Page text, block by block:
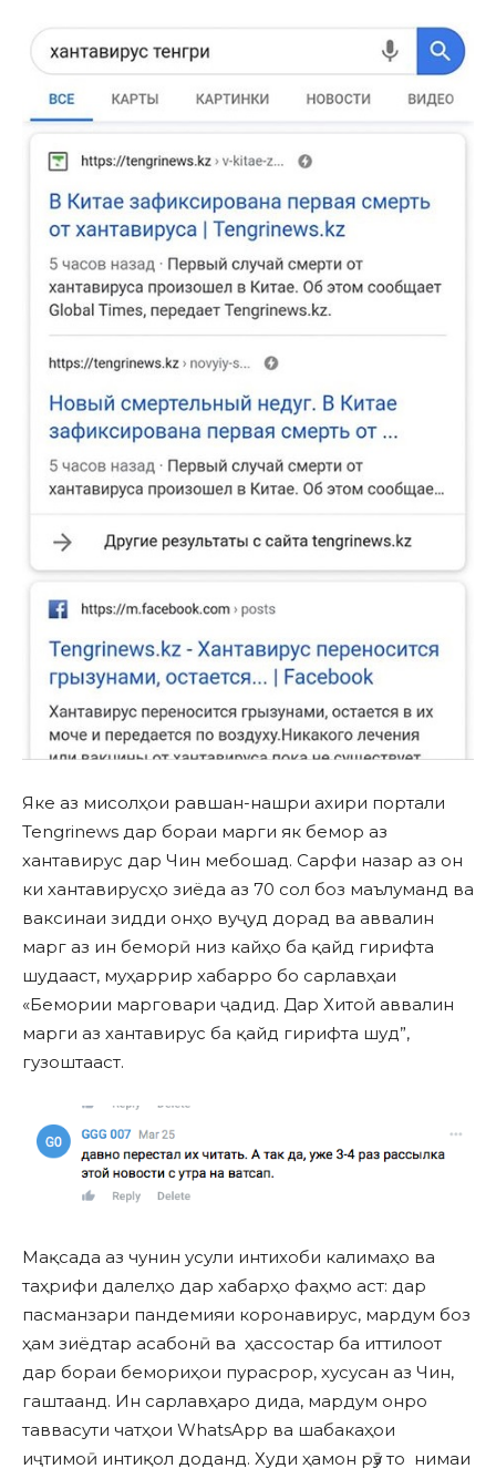
Яке аз мисолҳои равшан-нашри ахири портали
Tengrinews дар бораи марги як бемор аз
хантавирус дар Чин мебошад. Сарфи назар аз он
ки хантавирусҳо зиёда аз 70 сол боз маълуманд ва
ваксинаи зидди онҳо вуҷуд дорад ва аввалин
марг аз ин беморӣ низ кайҳо ба қайд гирифта
шудааст, муҳаррир хабарро бо сарлавҳаи
«Бемории марговари ҷадид. Дар Хитой аввалин
марги аз хантавирус ба қайд гирифта шуд”,
гузоштааст.
Мақсада аз чунин усули интихоби калимаҳо ва
таҳрифи далелҳо дар хабарҳо фаҳмо аст: дар
пасманзари пандемияи коронавирус, мардум боз
ҳам зиёдтар асабонӣ ва ҳассостар ба иттилоот
дар бораи бемориҳои пурасрор, хусусан аз Чин,
гаштаанд. Ин сарлавҳаро дида, мардум онро
таввасути чатҳои WhatsApp ва шабакаҳои
иҷтимоӣ интиқол доданд. Худи ҳамон рӯз то нимаи